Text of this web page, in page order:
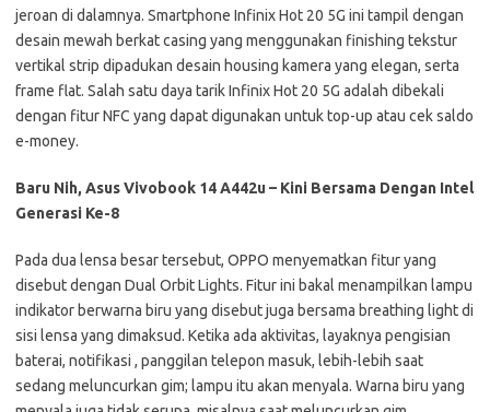
jeroan di dalamnya. Smartphone Infinix Hot 20 5G ini tampil dengan
desain mewah berkat casing yang menggunakan finishing tekstur
vertikal strip dipadukan desain housing kamera yang elegan, serta
frame flat. Salah satu daya tarik Infinix Hot 20 5G adalah dibekali
dengan fitur NFC yang dapat digunakan untuk top-up atau cek saldo
e-money.
Baru Nih, Asus Vivobook 14 A442u – Kini Bersama Dengan Intel
Generasi Ke-8
Pada dua lensa besar tersebut, OPPO menyematkan fitur yang
disebut dengan Dual Orbit Lights. Fitur ini bakal menampilkan lampu
indikator berwarna biru yang disebut juga bersama breathing light di
sisi lensa yang dimaksud. Ketika ada aktivitas, layaknya pengisian
baterai, notifikasi , panggilan telepon masuk, lebih-lebih saat
sedang meluncurkan gim; lampu itu akan menyala. Warna biru yang